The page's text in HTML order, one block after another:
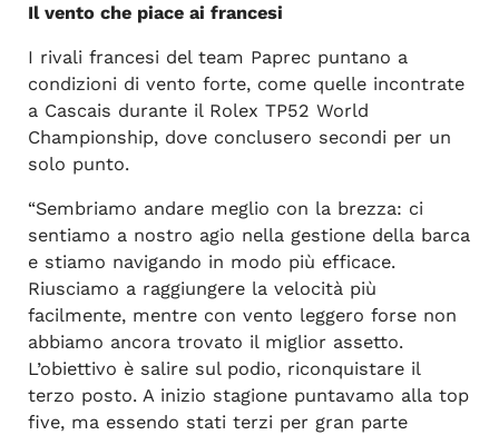
Il vento che piace ai francesi
I rivali francesi del team Paprec puntano a
condizioni di vento forte, come quelle incontrate
a Cascais durante il Rolex TP52 World
Championship, dove conclusero secondi per un
solo punto.
“Sembriamo andare meglio con la brezza: ci
sentiamo a nostro agio nella gestione della barca
e stiamo navigando in modo più efficace.
Riusciamo a raggiungere la velocità più
facilmente, mentre con vento leggero forse non
abbiamo ancora trovato il miglior assetto.
L’obiettivo è salire sul podio, riconquistare il
terzo posto. A inizio stagione puntavamo alla top
five, ma essendo stati terzi per gran parte